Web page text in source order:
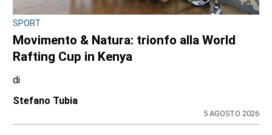
SPORT
Movimento & Natura: trionfo alla World
Rafting Cup in Kenya
di
Stefano Tubia
5 AGOSTO 2026